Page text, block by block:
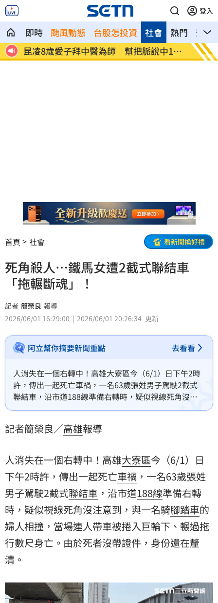
登入
即時 颱風動態 台股怎投資 熱門 影音
社會
上
昆凌8歲愛子拜中醫為師 幫把脈說中1狀
況
父親
名
首頁 社會 看新聞換好禮
死角殺人…鐵馬女遭2截式聯結車
「拖輾斷魂」！
記者 簡榮良 報導
2026/06/01 16:29:00
2026/06/01 20:26:34 更新
阿立幫你摘要新聞重點 去看看
人消失在一個右轉中！高雄大寮區今（6/1）日下午2時
許，傳出一起死亡車禍，一名63歲張姓男子駕駛2截式
聯結車，沿市道188線準備右轉時，疑似視線死角沒注
意到，與一名騎腳踏車的婦人相撞，當場連人帶車被捲
份還在釐清。
記者簡榮良／高雄報導
人消失在一個右轉中！高雄大寮區今（6/1）日
下午2時許，傳出一起死亡車禍 ，一名63歲張姓
男子駕駛2截式聯結車 ，沿市道188線準備右轉
時，疑似視線死角沒注意到，與一名騎腳踏車的
婦人相撞，當場連人帶車被捲入巨輪下、輾過拖
行數尺身亡。由於死者沒帶證件，身份還在釐
清。